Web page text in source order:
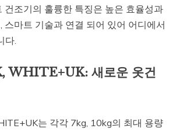
건조기의 훌륭한 특징은 높은 효율성과
스마트 기술과 연결 되어 있어 어디에서
다.
새로운 옷건
는 각각 7kg, 10kg의 최대 용량